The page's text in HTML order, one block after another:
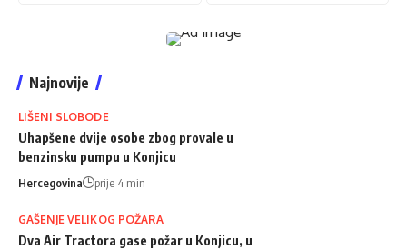
Najnovije
LIŠENI SLOBODE
Uhapšene dvije osobe zbog provale u
benzinsku pumpu u Konjicu
Hercegovina prije 4 min
GAŠENJE VELIKOG POŽARA
Dva Air Tractora gase požar u Konjicu, u